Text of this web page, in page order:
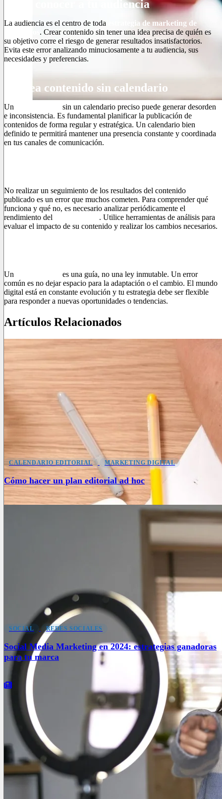
2. Sin conocer a tu audiencia
La audiencia es el centro de toda
estrategia de marketing de
. Crear contenido sin tener una idea precisa de quién es
su objetivo corre el riesgo de generar resultados insatisfactorios.
Evita este error analizando minuciosamente a tu audiencia, sus
necesidades y preferencias.
3. Crea contenido sin calendario
Un
sin un calendario preciso puede generar desorden
e inconsistencia. Es fundamental planificar la publicación de
contenidos de forma regular y estratégica. Un calendario bien
definido te permitirá mantener una presencia constante y coordinada
en tus canales de comunicación.
No realizar un seguimiento de los resultados del contenido
publicado es un error que muchos cometen. Para comprender qué
funciona y qué no, es necesario analizar periódicamente el
rendimiento del
. Utilice herramientas de análisis para
evaluar el impacto de su contenido y realizar los cambios necesarios.
Un
es una guía, no una ley inmutable. Un error
común es no dejar espacio para la adaptación o el cambio. El mundo
digital está en constante evolución y tu estrategia debe ser flexible
para responder a nuevas oportunidades o tendencias.
Artículos Relacionados
CALENDARIO EDITORIAL MARKETING DIGITAL
Cómo hacer un plan editorial ad hoc
SOCIAL REDES SOCIALES
Social Media Marketing en 2024: estrategias ganadoras
para tu marca